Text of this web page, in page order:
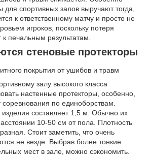
для спортивных залов выручают тогда,
к ответственному матчу и просто не
игроков, поскольку потеря
к печальным результатам.
стеновые протекторы
покрытия от ушибов и травм
залу высокого класса
настенные протекторы, особенно,
по единоборствам.
составляет 1,5 м. Обычно их
10-50 см от пола. Плотность
Стоит заметить, что очень
не везде. Выбрав более тонкие
мест в зале, можно сэкономить.